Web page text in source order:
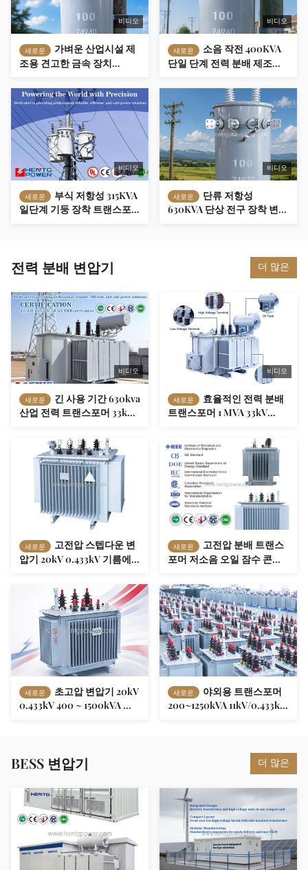
비디오
새로운
가벼운 산업시설 제
조용 견고한 금속 장치
착 트랜스포머 IEC60076
비디오
새로운
소음 작전 400KVA
단일 단계 전력 분배 제조용
230V
비디오
새로운
부식 저항성 315KVA
일단계 기둥 장착 트랜스포
비디오
새로운
단류 저항성
630KVA 단상 전구 장착 변압
전력 분배 변압기 더 많은
비디오
새로운
긴 사용 기간 630kva
산업 전력 트랜스포머 33kV
비디오
새로운
효율적인 전력 분배
트랜스포머 1 MVA 33kV
프로젝트의 빠른 배포를 위
해 쉬운 설치
새로운
고전압 스텝다운 변
압기 20kV 0.433kV 기름에
1500kVA 옥외 아프리카를 위
한 강한 방식 저소음 낮은 유
지보수
새로운
고전압 분배 트랜스
포머 저소음 오일 잠수 콘덴
33kV 11kV 아프리카 농촌 전
력 공급에 대한 우수한 열 분
산 및 낮은 온도 상승
새로운
초고압 변압기 20kV
0.433kV 400 ~ 1500kVA 오
식
새로운
야외용 트랜스포머
200~1250kVA 11kV/0.433kV
BESS 변압기 더 많은